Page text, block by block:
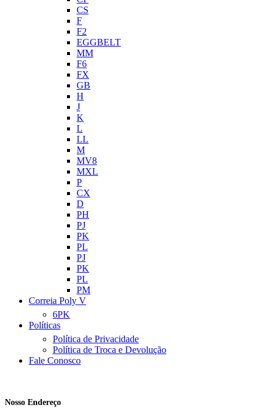
CS
F
F2
EGGBELT
MM
F6
FX
GB
H
J
K
L
LL
M
MV8
MXL
P
CX
D
PH
PJ
PK
PL
PJ
PK
PL
PM
Correia Poly V
6PK
Políticas
Política de Privacidade
Política de Troca e Devolução
Fale Conosco
Nosso Endereço